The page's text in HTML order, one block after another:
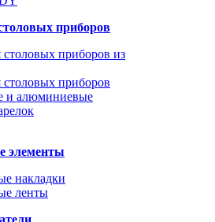
приборов
столовых приборов из
столовых приборов
и алюминиевые
элементы
накладки
ленты